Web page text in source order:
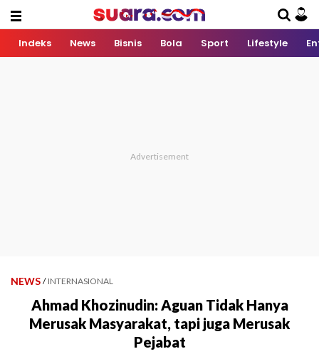
Indeks News Bisnis Bola Sport Lifestyle
NEWS / INTERNASIONAL
Ahmad Khozinudin: Aguan Tidak Hanya
Merusak Masyarakat, tapi juga Merusak
Pejabat